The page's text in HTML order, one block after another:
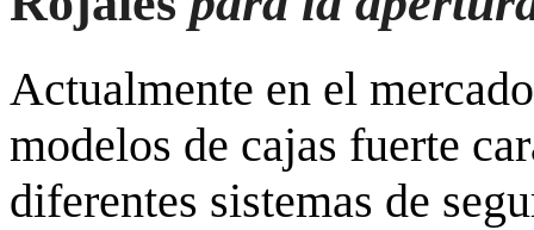
Actualmente en el
modelos de cajas fuerte
diferentes sistemas de